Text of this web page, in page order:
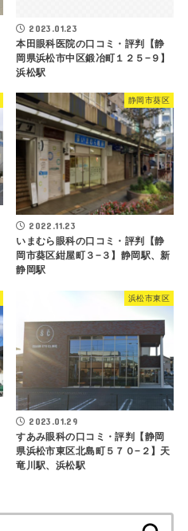
2023.01.23
本田眼科医院の口コミ・評判【静
岡県浜松市中区鍛冶町１２５−９】
浜松駅
静岡市葵区
2022.11.23
いまむら眼科の口コミ・評判【静
岡市葵区紺屋町３−３】静岡駅、新
静岡駅
浜松市東区
2023.01.29
すあみ眼科の口コミ・評判【静岡
県浜松市東区北島町５７０−２】天
竜川駅、浜松駅